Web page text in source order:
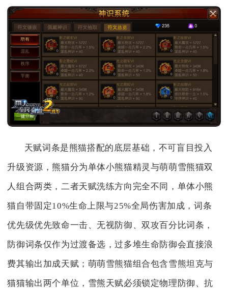
天赋词条是熊猫搭配的底层基础，不可盲目投入
升级资源，熊猫分为单体小熊猫精灵与萌萌雪熊猫双
人组合两类，二者天赋洗练方向完全不同，单体小熊
猫自带固定10%生命上限与25%全局伤害加成，词条
优先级优先致命一击、无视防御、双攻百分比词条，
防御词条仅作为过渡备选，过多堆生命防御会直接浪
费其输出加成天赋；萌萌雪熊猫组合包含雪熊坦克与
猫猫输出两个单位，雪熊天赋必须锁定物理防御、抗